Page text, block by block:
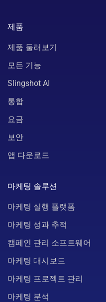
제품
제품 둘러보기
모든 기능
Slingshot AI
통합
요금
보안
앱 다운로드
마케팅 솔루션
마케팅 실행 플랫폼
마케팅 성과 추적
캠페인 관리 소프트웨어
마케팅 대시보드
마케팅 프로젝트 관리
마케팅 분석